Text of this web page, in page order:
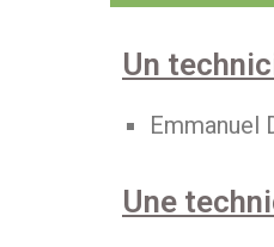
Un
Emmanuel
Une